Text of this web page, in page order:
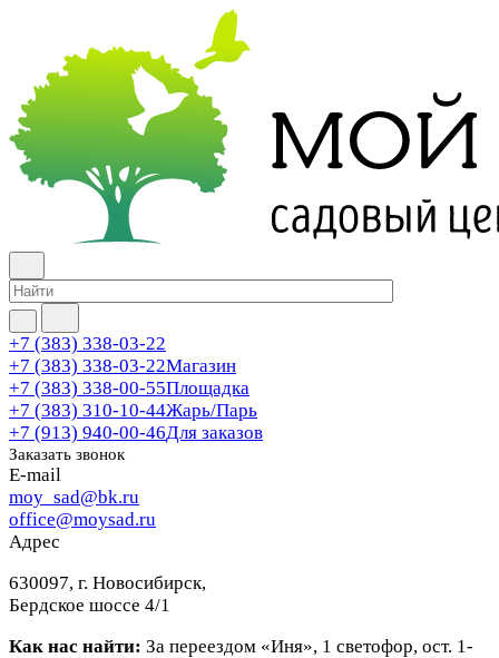
+7 (383) 338-03-22
+7 (383) 338-03-22Магазин
+7 (383) 338-00-55Площадка
+7 (383) 310-10-44Жарь/Парь
+7 (913) 940-00-46Для заказов
Заказать звонок
E-mail
moy_sad@bk.ru
office@moysad.ru
Адрес
630097, г. Новосибирск,
Бердское шоссе 4/1
Как нас найти: За переездом «Иня», 1 светофор, ост. 1-